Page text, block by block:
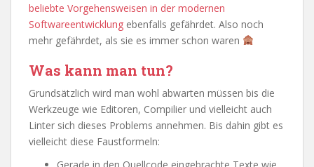
beliebte Vorgehensweisen in der modernen
Softwareentwicklung ebenfalls gefährdet. Also noch
mehr gefährdet, als sie es immer schon waren
Was kann man tun?
Grundsätzlich wird man wohl abwarten müssen bis die
Werkzeuge wie Editoren, Compilier und vielleicht auch
Linter sich dieses Problems annehmen. Bis dahin gibt es
vielleicht diese Faustformeln: